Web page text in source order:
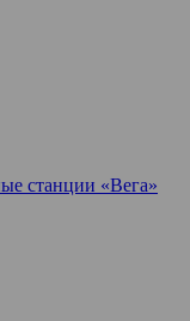
станции «Вега»